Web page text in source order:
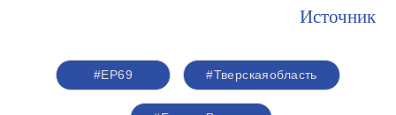
Источник
#ЕР69 #Тверскаяобласть